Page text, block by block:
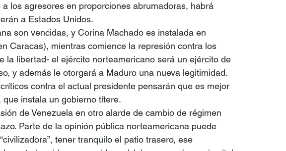
los agresores en proporciones abrumadoras, habrá
a Estados Unidos.
son vencidas, y Corina Machado es instalada en
Caracas), mientras comience la represión contra los
la libertad- el ejército norteamericano será un ejército de
y además le otorgará a Maduro una nueva legitimidad.
contra el actual presidente pensarán que es mejor
instala un gobierno títere.
de Venezuela en otro alarde de cambio de régimen
Parte de la opinión pública norteamericana puede
tener tranquilo el patio trasero, ese